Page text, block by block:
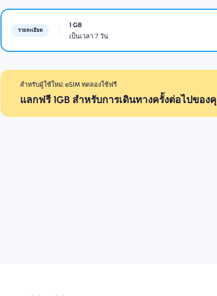
รายละเอียด
1 GB
เป็นเวลา 7 วัน
สำหรับผู้ใช้ใหม่: eSIM ทดลองใช้ฟรี
แลกฟรี 1GB สำหรับการเดินทางครั้งต่อไปของ